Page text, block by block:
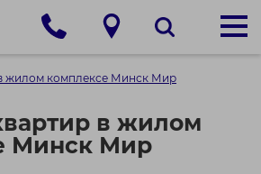
жилом комплексе Минск Мир
в жилом
Минск Мир